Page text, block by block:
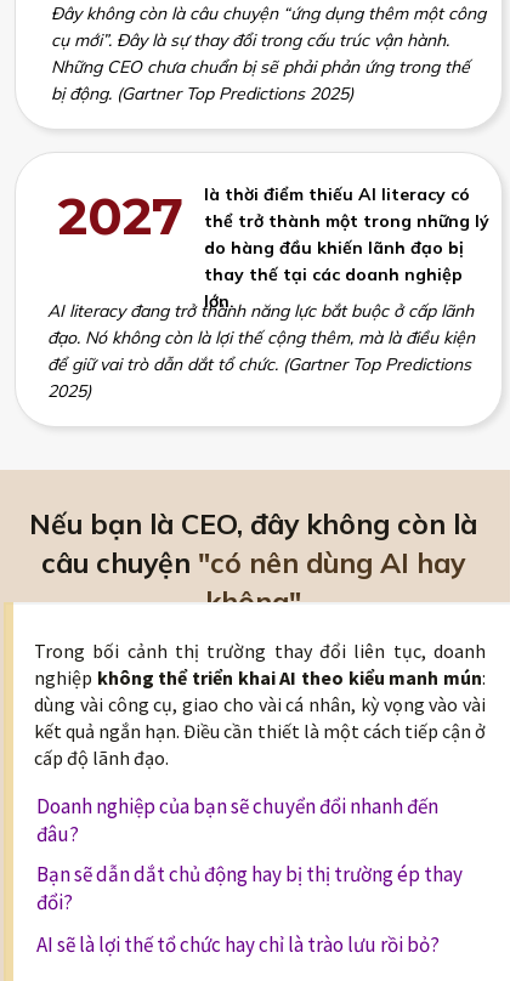
Đây không còn là câu chuyện “ứng dụng thêm một công
cụ mới”. Đây là sự thay đổi trong cấu trúc vận hành.
Những CEO chưa chuẩn bị sẽ phải phản ứng trong thế
bị động. (Gartner Top Predictions 2025)
là thời điểm thiếu AI literacy có
thể trở thành một trong những lý
do hàng đầu khiến lãnh đạo bị
thay thế tại các doanh nghiệp
lớn.
2027
AI literacy đang trở thành năng lực bắt buộc ở cấp lãnh
đạo. Nó không còn là lợi thế cộng thêm, mà là điều kiện
để giữ vai trò dẫn dắt tổ chức. (Gartner Top Predictions
2025)
Nếu bạn là CEO, đây không còn là
câu chuyện "có nên dùng AI hay
không"
Doanh nghiệp của bạn sẽ chuyển đổi nhanh đến
đâu?
AI sẽ là lợi thế tổ chức hay chỉ là trào lưu rồi bỏ?
Bạn sẽ dẫn dắt chủ động hay bị thị trường ép thay
đổi?
Trong bối cảnh thị trường thay đổi liên tục, doanh
nghiệp không thể triển khai AI theo kiểu manh mún:
dùng vài công cụ, giao cho vài cá nhân, kỳ vọng vào vài
kết quả ngắn hạn. Điều cần thiết là một cách tiếp cận ở
cấp độ lãnh đạo.